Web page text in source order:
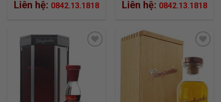
Liên hệ: 0842.13.1818 Liên hệ: 0842.13.1818
ADD TO
WISHLIST
ADD TO
WISHLIST